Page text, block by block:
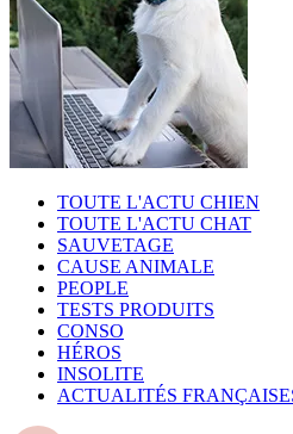
TOUTE L'ACTU CHIEN
TOUTE L'ACTU CHAT
SAUVETAGE
CAUSE ANIMALE
PEOPLE
TESTS PRODUITS
CONSO
HÉROS
INSOLITE
ACTUALITÉS